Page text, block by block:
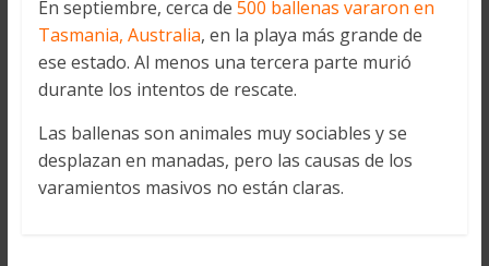
En septiembre, cerca de 500 ballenas vararon en
Tasmania, Australia, en la playa más grande de
ese estado. Al menos una tercera parte murió
durante los intentos de rescate.
Las ballenas son animales muy sociables y se
desplazan en manadas, pero las causas de los
varamientos masivos no están claras.